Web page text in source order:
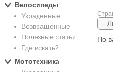
По
Велосипеды
Украденные
Возвращенные
Полезные статьи
Где искать?
Мототехника